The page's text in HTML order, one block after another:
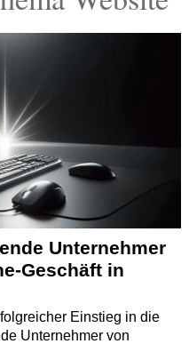
Unternehmer
Geschäft in
Einstieg in die
Unternehmer von